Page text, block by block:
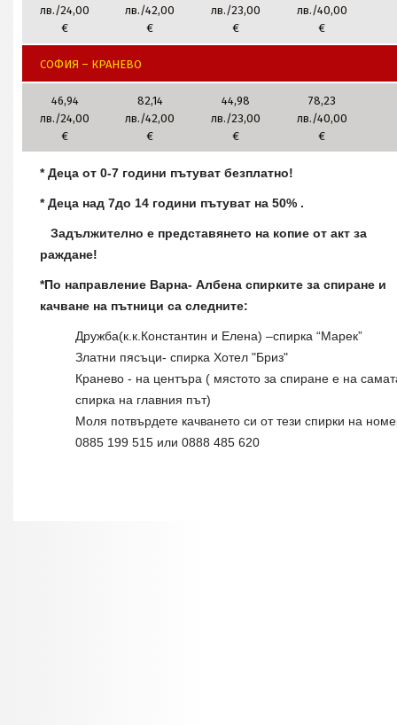
лв./24,00
€
лв./42,00
€
лв./23,00
€
лв./40,00
€
СОФИЯ – КРАНЕВО
46,94
лв./24,00
€
82,14
лв./42,00
€
44,98
лв./23,00
€
78,23
лв./40,00
€
* Деца от 0-7 години пътуват безплатно!
* Деца над 7до 14 години пътуват на 50% .
Задължително е представянето на копие от акт за
раждане!
*По направление Варна- Албена спирките за спиране и
качване на пътници са следните:
Дружба(к.к.Константин и Елена) –спирка “Марек”
Златни пясъци- спирка Хотел "Бриз"
Кранево - на центъра ( мястото за спиране е на
спирка на главния път)
Моля потвърдете качването си от тези спирки на
0885 199 515 или 0888 485 620